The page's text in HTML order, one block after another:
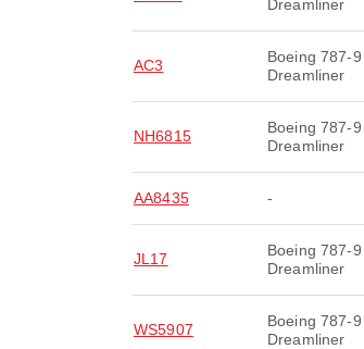
Dreamliner
AC3
Boeing 787-9
Dreamliner
NH6815
Boeing 787-9
Dreamliner
AA8435 -
JL17
Boeing 787-9
Dreamliner
WS5907
Boeing 787-9
Dreamliner